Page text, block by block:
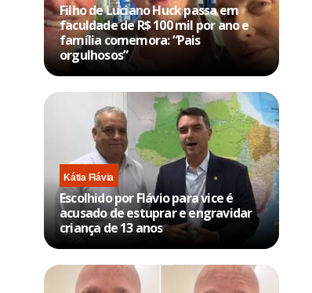
Filho de Luciano Huck passa em
faculdade de R$ 100 mil por ano e
família comemora: “Pais
orgulhosos”
Kátia Flávia
Escolhido por Flávio para vice é
acusado de estuprar e engravidar
criança de 13 anos